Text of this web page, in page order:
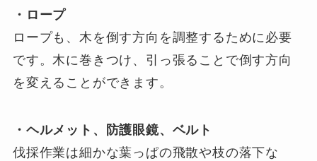
・ロープ
ロープも、木を倒す方向を調整するために必要
です。木に巻きつけ、引っ張ることで倒す方向
を変えることができます。
・ヘルメット、防護眼鏡、ベルト
伐採作業は細かな葉っぱの飛散や枝の落下な